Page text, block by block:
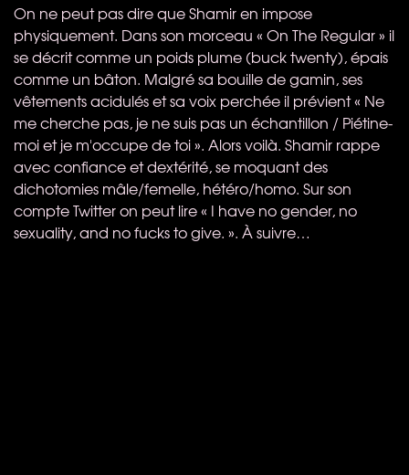
On ne peut pas dire que Shamir en impose
physiquement. Dans son morceau « On The Regular » il
se décrit comme un poids plume (buck twenty), épais
comme un bâton. Malgré sa bouille de gamin, ses
vêtements acidulés et sa voix perchée il prévient « Ne
me cherche pas, je ne suis pas un échantillon / Piétine-
moi et je m'occupe de toi ». Alors voilà. Shamir rappe
avec confiance et dextérité, se moquant des
dichotomies mâle/femelle, hétéro/homo. Sur son
compte Twitter on peut lire « I have no gender, no
sexuality, and no fucks to give. ». À suivre…